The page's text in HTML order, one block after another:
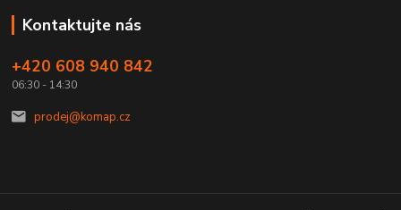
Kontaktujte nás
+420 608 940 842
06:30 - 14:30
prodej@komap.cz